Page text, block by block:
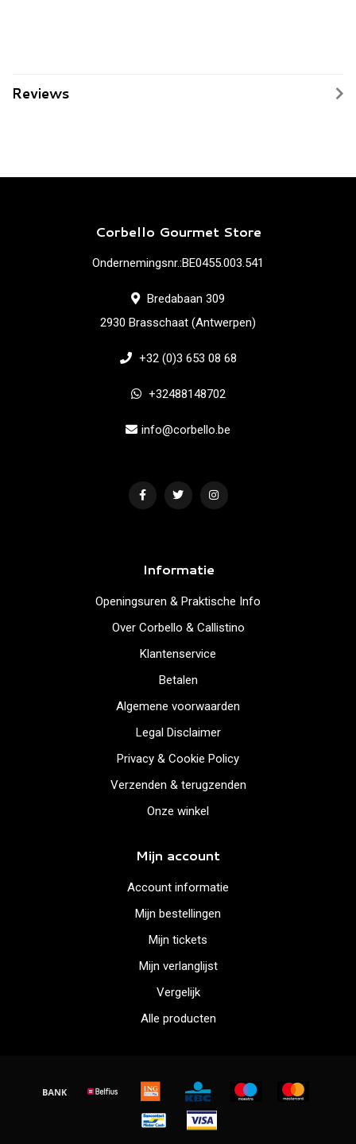
Reviews
Corbello Gourmet Store
Ondernemingsnr.:BE0455.003.541
Bredabaan 309
2930 Brasschaat (Antwerpen)
+32 (0)3 653 08 68
+32488148702
info@corbello.be
Informatie
Openingsuren & Praktische Info
Over Corbello & Callistino
Klantenservice
Betalen
Algemene voorwaarden
Legal Disclaimer
Privacy & Cookie Policy
Verzenden & terugzenden
Onze winkel
Mijn account
Account informatie
Mijn bestellingen
Mijn tickets
Mijn verlanglijst
Vergelijk
Alle producten